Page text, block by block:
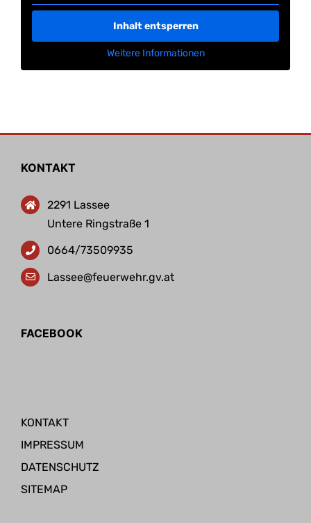
Inhalt entsperren
Weitere Informationen
KONTAKT
2291 Lassee
Untere Ringstraße 1
0664/73509935
Lassee@feuerwehr.gv.at
FACEBOOK
KONTAKT
IMPRESSUM
DATENSCHUTZ
SITEMAP